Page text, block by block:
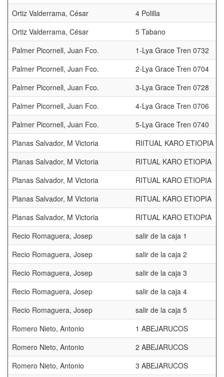
Ortiz Valderrama, César
4 Polilla
Ortiz Valderrama, César
5 Tabano
Palmer Picornell, Juan Fco.
1-Lya Grace Tren 0732
Palmer Picornell, Juan Fco.
2-Lya Grace Tren 0704
Palmer Picornell, Juan Fco.
3-Lya Grace Tren 0728
Palmer Picornell, Juan Fco.
4-Lya Grace Tren 0706
Palmer Picornell, Juan Fco.
5-Lya Grace Tren 0740
Planas Salvador, M Victoria
RIITUAL KARO ETIOPIA
Planas Salvador, M Victoria
RITUAL KARO ETIOPIA
Planas Salvador, M Victoria
RITUAL KARO ETIOPIA
Planas Salvador, M Victoria
RITUAL KARO ETIOPIA
Planas Salvador, M Victoria
RITUAL KARO ETIOPIA
Recio Romaguera, Josep
salir de la caja 1
Recio Romaguera, Josep
salir de la caja 2
Recio Romaguera, Josep
salir de la caja 3
Recio Romaguera, Josep
salir de la caja 4
Recio Romaguera, Josep
salir de la caja 5
Romero Nieto, Antonio
1 ABEJARUCOS
Romero Nieto, Antonio
2 ABEJARUCOS
Romero Nieto, Antonio
3 ABEJARUCOS